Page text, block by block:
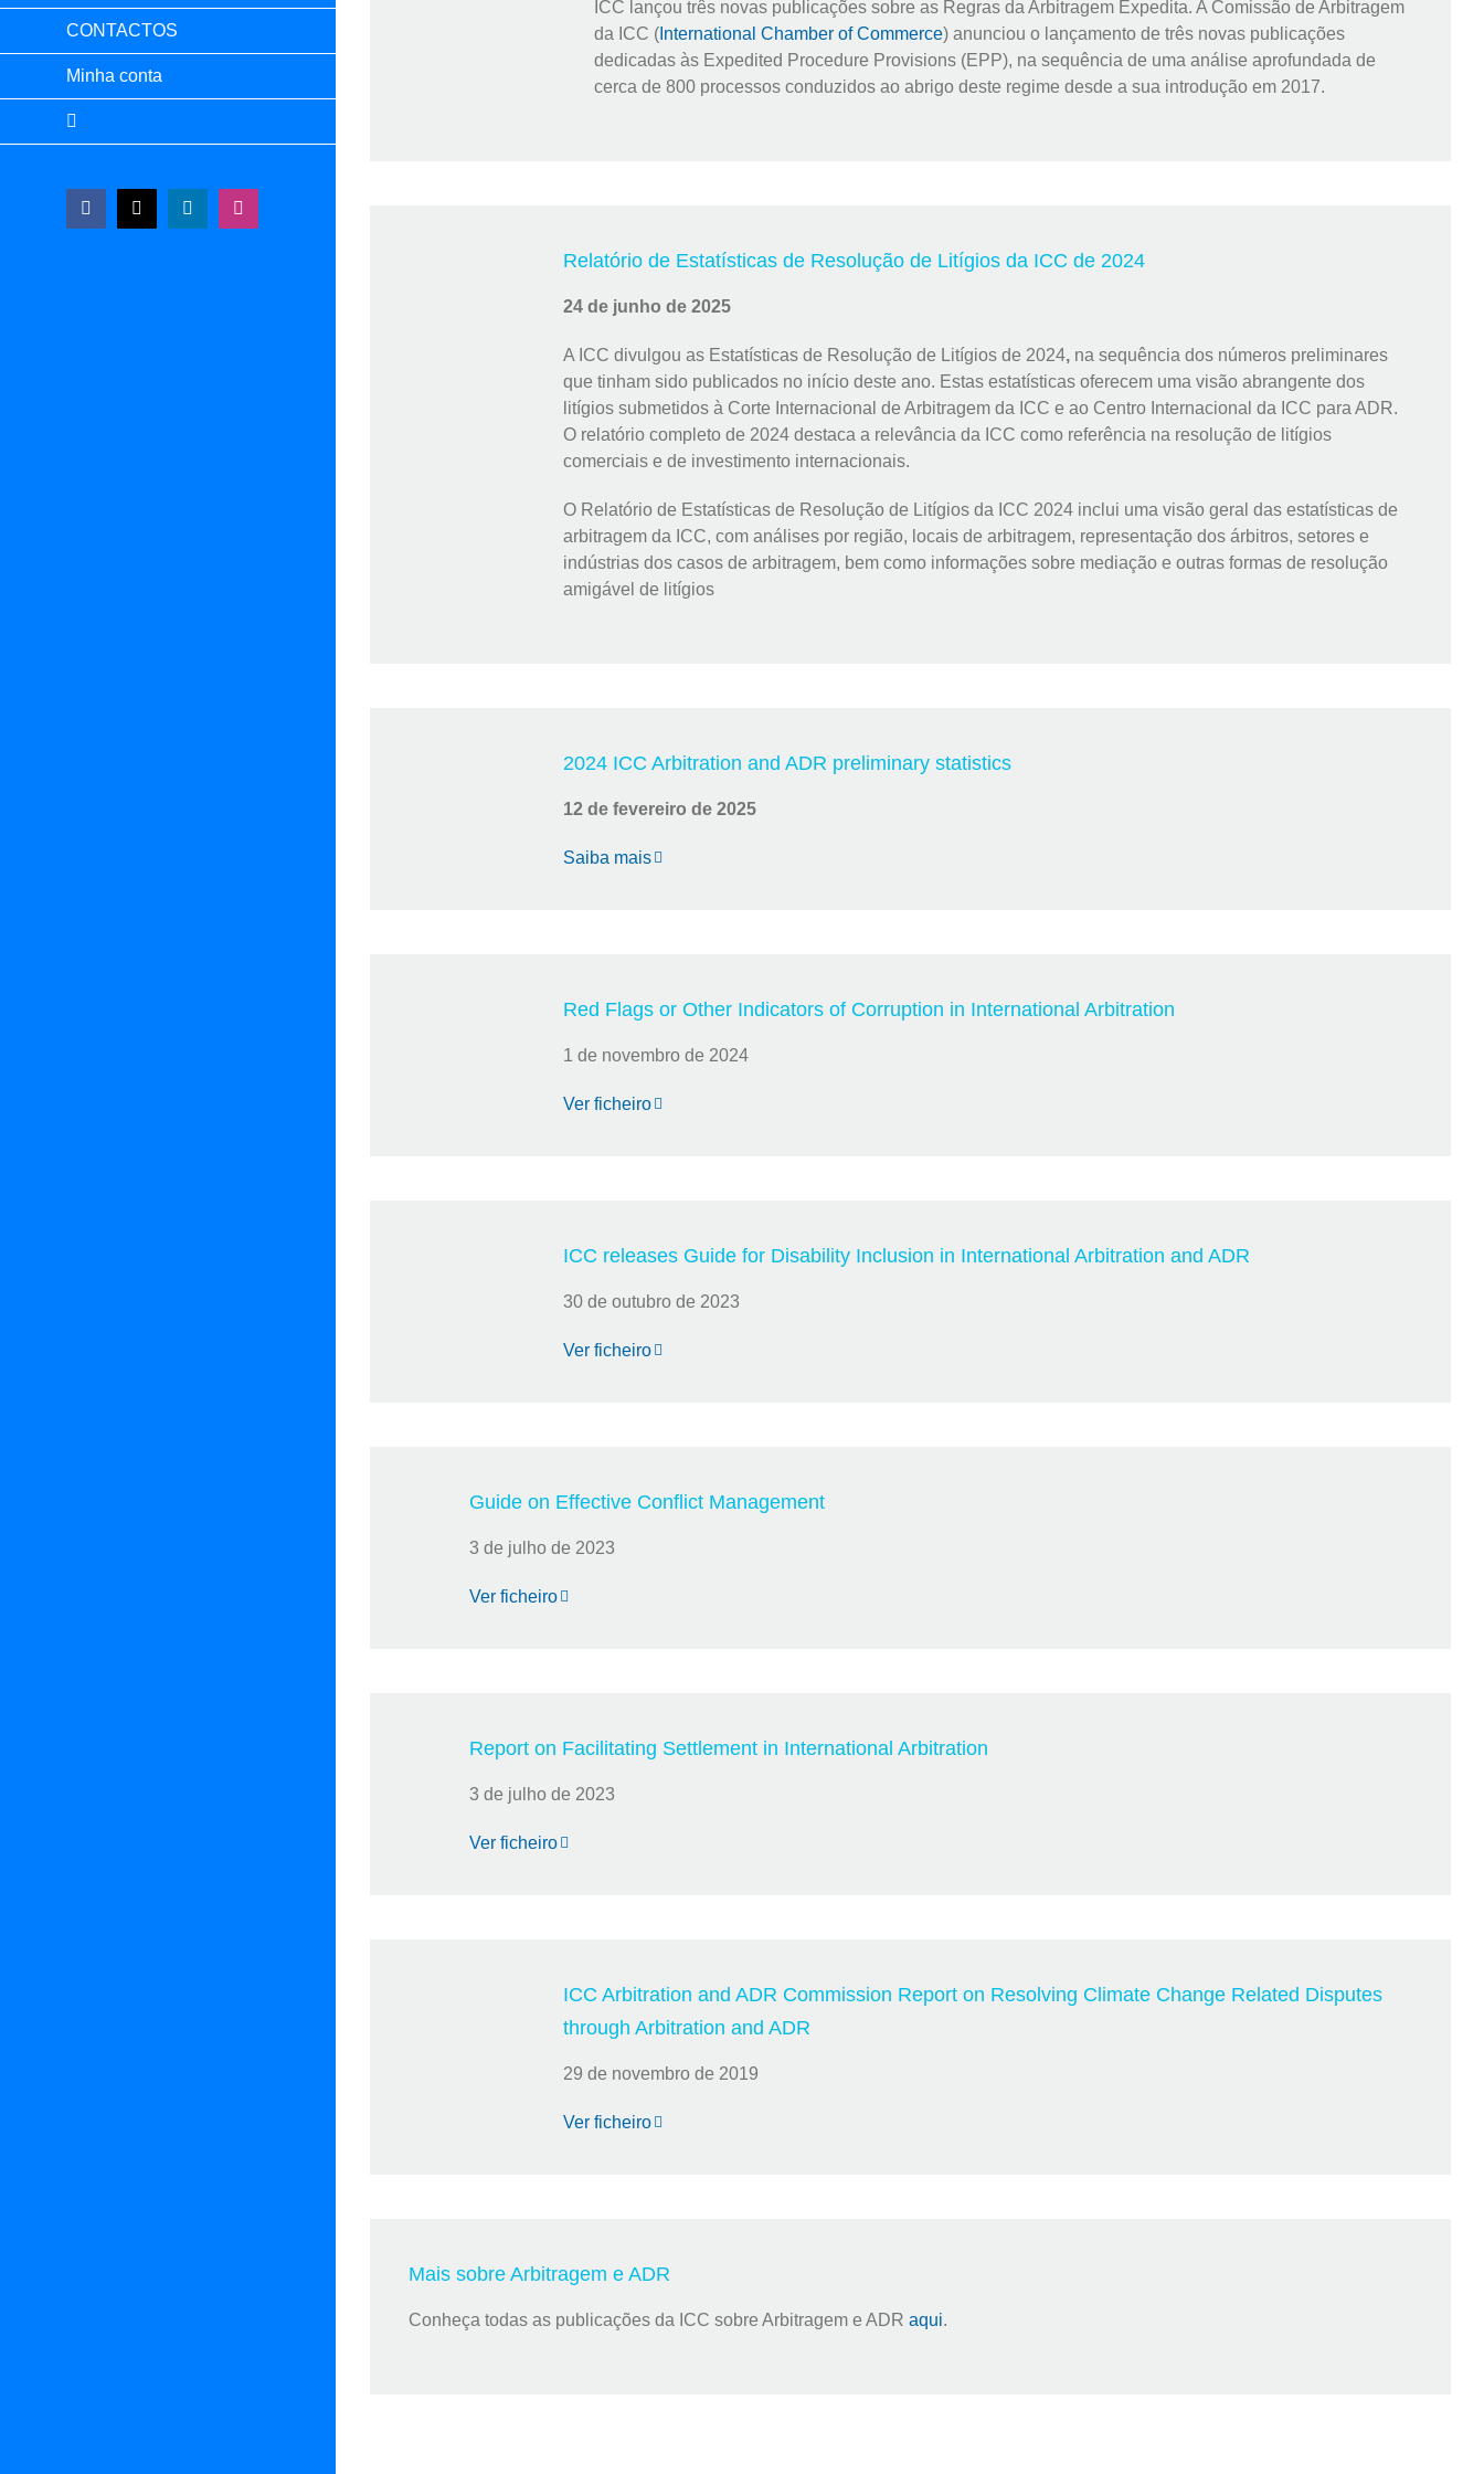
CONTACTOS
Minha conta
Facebook
X LinkedInInstagram
ICC lançou três novas publicações sobre as Regras da Arbitragem Expedita. A Comissão de Arbitragem
da ICC (International Chamber of Commerce) anunciou o lançamento de três novas publicações
dedicadas às Expedited Procedure Provisions (EPP), na sequência de uma análise aprofundada de
cerca de 800 processos conduzidos ao abrigo deste regime desde a sua introdução em 2017.
Relatório de Estatísticas de Resolução de Litígios da ICC de 2024
24 de junho de 2025
A ICC divulgou as Estatísticas de Resolução de Litígios de 2024, na sequência dos números preliminares
que tinham sido publicados no início deste ano. Estas estatísticas oferecem uma visão abrangente dos
litígios submetidos à Corte Internacional de Arbitragem da ICC e ao Centro Internacional da ICC para ADR.
O relatório completo de 2024 destaca a relevância da ICC como referência na resolução de litígios
comerciais e de investimento internacionais.
O Relatório de Estatísticas de Resolução de Litígios da ICC 2024 inclui uma visão geral das estatísticas de
arbitragem da ICC, com análises por região, locais de arbitragem, representação dos árbitros, setores e
indústrias dos casos de arbitragem, bem como informações sobre mediação e outras formas de resolução
amigável de litígios
2024 ICC Arbitration and ADR preliminary statistics
12 de fevereiro de 2025
Saiba mais
Red Flags or Other Indicators of Corruption in International Arbitration
1 de novembro de 2024
Ver ficheiro
ICC releases Guide for Disability Inclusion in International Arbitration and ADR
30 de outubro de 2023
Ver ficheiro
Guide on Effective Conflict Management
3 de julho de 2023
Ver ficheiro
Report on Facilitating Settlement in International Arbitration
3 de julho de 2023
Ver ficheiro
ICC Arbitration and ADR Commission Report on Resolving Climate Change Related Disputes
through Arbitration and ADR
29 de novembro de 2019
Ver ficheiro
Mais sobre Arbitragem e ADR
Conheça todas as publicações da ICC sobre Arbitragem e ADR aqui.